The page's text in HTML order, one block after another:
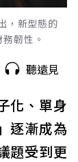
，新型態的
韌性。
聽遠見
化、單身
逐漸成為
題受到更